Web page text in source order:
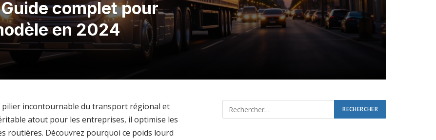
complet pour
en 2024
pilier incontournable du transport régional et
atout pour les entreprises, il optimise les
routières. Découvrez pourquoi ce poids lourd